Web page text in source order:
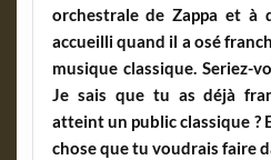
orchestrale de Zappa et
accueilli quand il a osé
musique classique. Seriez-
Je sais que tu as déjà
atteint un public classique ?
chose que tu voudrais faire